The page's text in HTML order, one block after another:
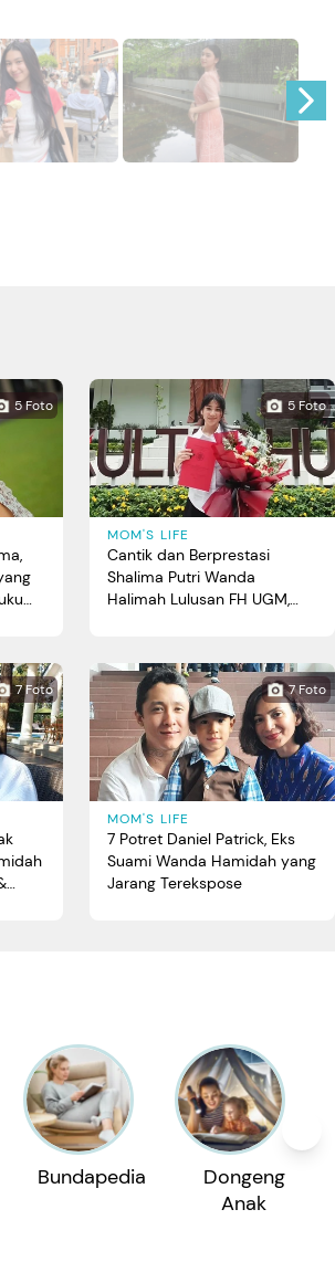
5 Foto 5 Foto
MOM'S LIFE
Cantik dan Berprestasi
Shalima Putri Wanda
Halimah Lulusan FH UGM,
7 Foto 7 Foto
MOM'S LIFE
7 Potret Daniel Patrick, Eks
Suami Wanda Hamidah yang
Jarang Terekspose
Bundapedia
Dongeng
Anak